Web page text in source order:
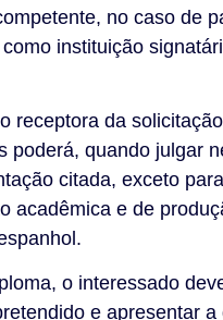
no caso de
instituição
receptora da
poderá, quando julgar
citada, exceto
acadêmica e de
o interessado
e apresentar